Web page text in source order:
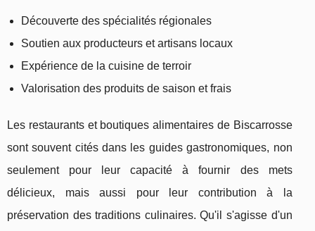
Découverte des spécialités régionales
Soutien aux producteurs et artisans locaux
Expérience de la cuisine de terroir
Valorisation des produits de saison et frais
Les restaurants et boutiques alimentaires de Biscarrosse
sont souvent cités dans les guides gastronomiques, non
seulement pour leur capacité à fournir des mets
délicieux, mais aussi pour leur contribution à la
préservation des traditions culinaires. Qu'il s'agisse d'un